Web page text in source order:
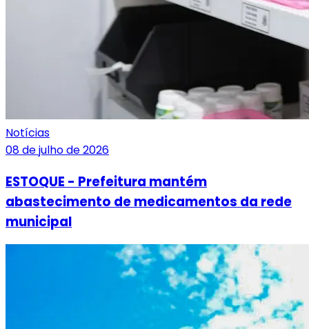
Notícias
08 de julho de 2026
ESTOQUE - Prefeitura mantém
abastecimento de medicamentos da rede
municipal